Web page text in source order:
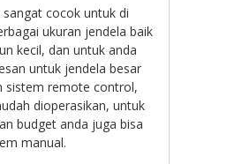
sangat cocok untuk di
ukuran jendela baik
kecil, dan untuk anda
untuk jendela besar
sistem remote control,
dioperasikan, untuk
budget anda juga bisa
manual.